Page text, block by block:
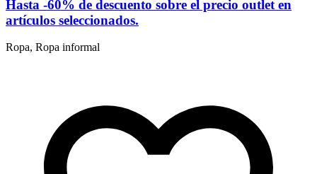
Hasta -60% de descuento sobre el precio outlet en
artículos seleccionados.
Ropa, Ropa informal